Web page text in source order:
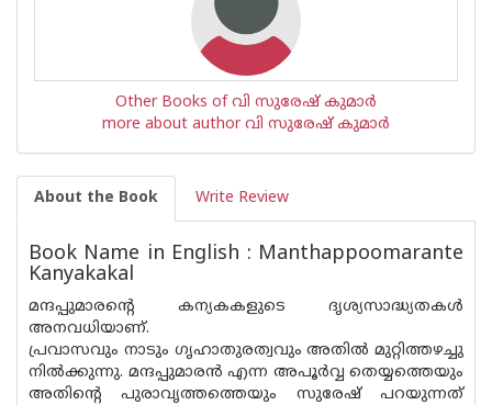
Other Books of വി സുരേഷ് കുമാര്‍
more about author വി സുരേഷ് കുമാര്‍
About the Book Write Review
Book Name in English : Manthappoomarante
Kanyakakal
മന്ദപ്പുമാരൻ്റെ കന്യകകളുടെ ദൃശ്യസാദ്ധ്യതകൾ
അനവധിയാണ്.
പ്രവാസവും നാടും ഗൃഹാതുരത്വവും അതിൽ മുറ്റിത്തഴച്ചു
നിൽക്കുന്നു. മന്ദപ്പുമാരൻ എന്ന അപൂർവ്വ തെയ്യത്തെയും
അതിന്റെ പുരാവൃത്തത്തെയും സുരേഷ് പറയുന്നത്